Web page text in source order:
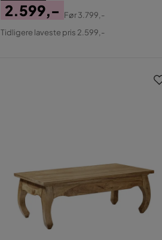
Pris
2.599,-
Original
Før3.799,-
Tidligere laveste pris 2.599,-